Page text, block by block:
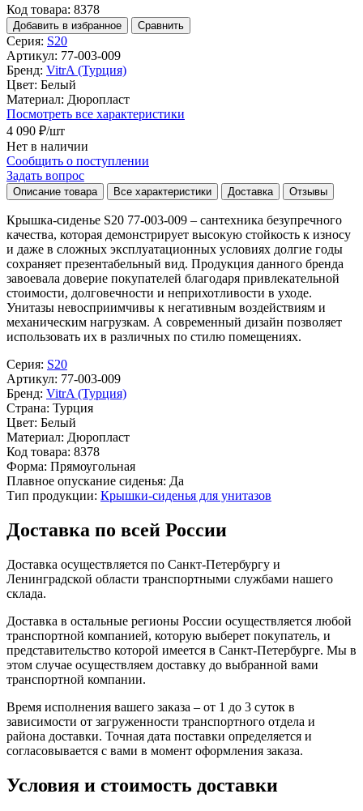
Код товара: 8378
Добавить в избранное Сравнить
Серия: S20
Артикул: 77-003-009
Бренд: VitrA (Турция)
Цвет: Белый
Материал: Дюропласт
Посмотреть все характеристики
4 090 ₽/шт
Нет в наличии
Сообщить о поступлении
Задать вопрос
Описание товара Все характеристики Доставка Отзывы
Крышка-сиденье S20 77-003-009 – сантехника безупречного
качества, которая демонстрирует высокую стойкость к износу
и даже в сложных эксплуатационных условиях долгие годы
сохраняет презентабельный вид. Продукция данного бренда
завоевала доверие покупателей благодаря привлекательной
стоимости, долговечности и неприхотливости в уходе.
Унитазы невосприимчивы к негативным воздействиям и
механическим нагрузкам. А современный дизайн позволяет
использовать их в различных по стилю помещениях.
Серия: S20
Артикул: 77-003-009
Бренд: VitrA (Турция)
Страна: Турция
Цвет: Белый
Материал: Дюропласт
Код товара: 8378
Форма: Прямоугольная
Плавное опускание сиденья: Да
Тип продукции: Крышки-сиденья для унитазов
Доставка по всей России
Доставка осуществляется по Санкт-Петербургу и
Ленинградской области транспортными службами нашего
склада.
Доставка в остальные регионы России осуществляется любой
транспортной компанией, которую выберет покупатель, и
представительство которой имеется в Санкт-Петербурге. Мы в
этом случае осуществляем доставку до выбранной вами
транспортной компании.
Время исполнения вашего заказа – от 1 до 3 суток в
зависимости от загруженности транспортного отдела и
района доставки. Точная дата поставки определяется и
согласовывается с вами в момент оформления заказа.
Условия и стоимость доставки